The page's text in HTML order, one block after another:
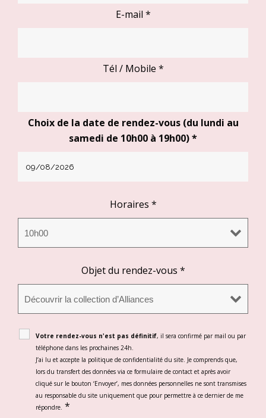
E-mail *
Tél / Mobile *
Choix de la date de rendez-vous (du lundi au
samedi de 10h00 à 19h00)*
Horaires *
Objet du rendez-vous *
Votre rendez-vous n'est pas définitif, il sera confirmé par mail ou par
téléphone dans les prochaines 24h.
J’ai lu et accepte la politique de confidentialité du site. Je comprends que,
lors du transfert des données via ce formulaire de contact et après avoir
cliqué sur le bouton ‘Envoyer’, mes données personnelles ne sont transmises
au responsable du site uniquement que pour permettre à ce dernier de me
répondre. *